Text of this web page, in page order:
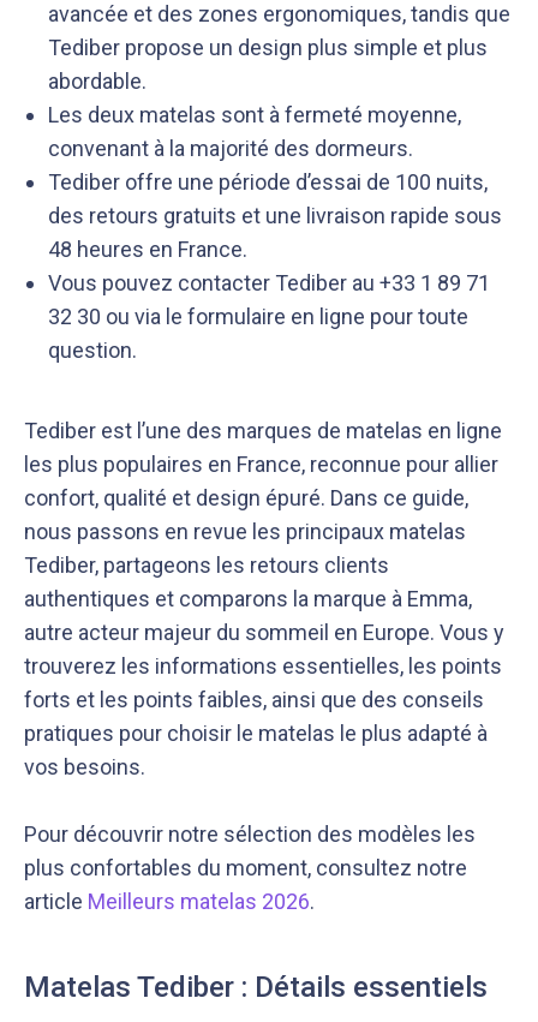
médicaux étudient chaque article avec soin, pour
la fiabilité des sources
en phase avec la littérature scientifique ainsi
experts
avancée et des zones ergonomiques, tandis que
Tediber propose un design plus simple et plus
abordable.
Les deux matelas sont à fermeté moyenne,
convenant à la majorité des dormeurs.
Tediber offre une période d’essai de 100 nuits,
des retours gratuits et une livraison rapide sous
48 heures en France.
Vous pouvez contacter Tediber au +33 1 89 71
32 30 ou via le formulaire en ligne pour toute
question.
Tediber est l’une des marques de matelas en ligne
les plus populaires en France, reconnue pour allier
confort, qualité et design épuré. Dans ce guide,
nous passons en revue les principaux matelas
Tediber, partageons les retours clients
authentiques et comparons la marque à Emma,
autre acteur majeur du sommeil en Europe. Vous y
trouverez les informations essentielles, les points
forts et les points faibles, ainsi que des conseils
pratiques pour choisir le matelas le plus adapté à
vos besoins.
Pour découvrir notre sélection des modèles les
plus confortables du moment, consultez notre
article Meilleurs matelas 2026.
Matelas Tediber : Détails essentiels